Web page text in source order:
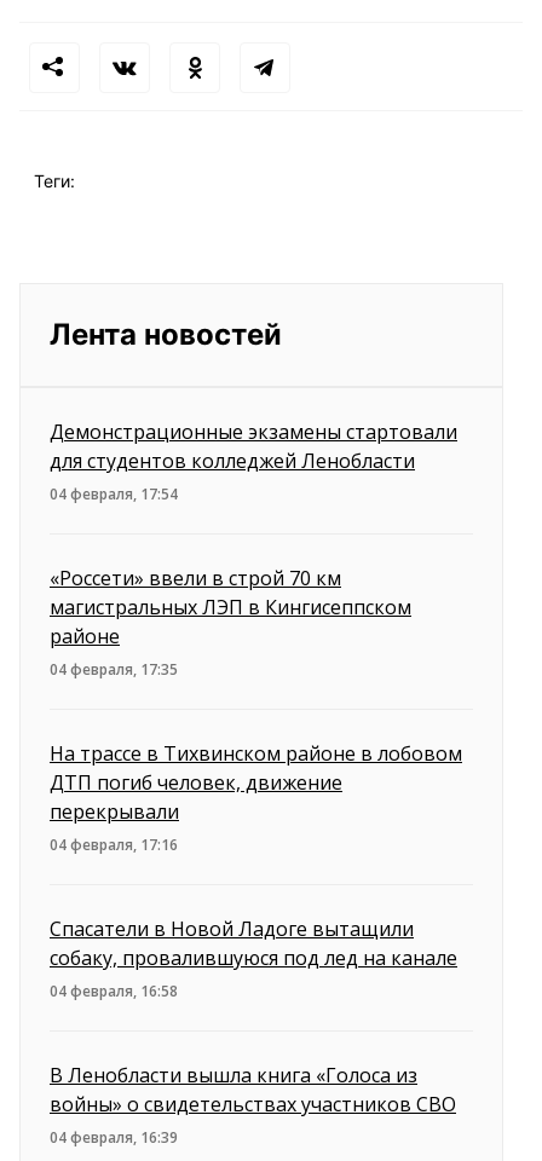
Теги:
Лента новостей
Демонстрационные экзамены стартовали
для студентов колледжей Ленобласти
04 февраля, 17:54
«Россети» ввели в строй 70 км
магистральных ЛЭП в Кингисеппском
районе
04 февраля, 17:35
На трассе в Тихвинском районе в лобовом
ДТП погиб человек, движение
перекрывали
04 февраля, 17:16
Спасатели в Новой Ладоге вытащили
собаку, провалившуюся под лед на канале
04 февраля, 16:58
В Ленобласти вышла книга «Голоса из
войны» о свидетельствах участников СВО
04 февраля, 16:39